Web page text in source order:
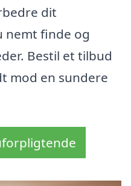
dit
nemt finde og
Bestil et tilbud
mod en sundere